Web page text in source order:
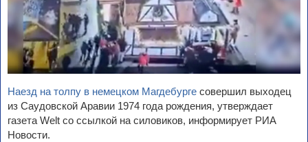
Наезд на толпу в немецком Магдебурге совершил выходец
из Саудовской Аравии 1974 года рождения, утверждает
газета Welt со ссылкой на силовиков, информирует РИА
Новости.